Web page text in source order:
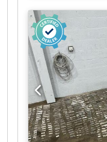
Não - Certificado
transporte: 1200
x A)
transporte [kg]:
transporte
IVA: O preço
IVA/Regime de
dedutível para
equipamentos
momento para
industrial Yorick